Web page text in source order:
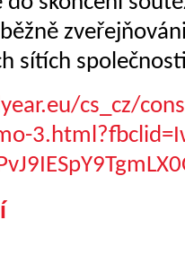
sítích
cs_cz/